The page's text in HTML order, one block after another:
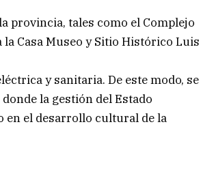
provincia, tales como el Complejo
Casa Museo y Sitio Histórico Luis
y sanitaria. De este modo, se
la gestión del Estado
en el desarrollo cultural de la